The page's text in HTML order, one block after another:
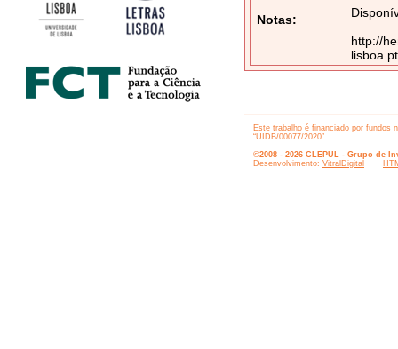
Notas:
http://
Este trabalho é financiado por fundos
“UIDB/00077/2020”
©2008 - 2026 CLEPUL - Grupo de
Desenvolvimento: VitralDigital